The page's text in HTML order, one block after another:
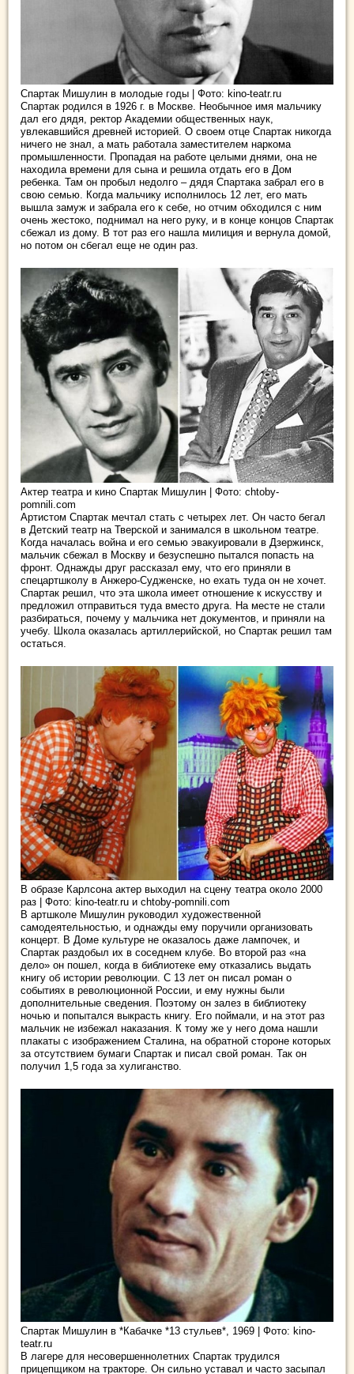
Спартак Мишулин в молодые годы | Фото: kino-teatr.ru
Спартак родился в 1926 г. в Москве. Необычное имя мальчику
дал его дядя, ректор Академии общественных наук,
увлекавшийся древней историей. О своем отце Спартак никогда
ничего не знал, а мать работала заместителем наркома
промышленности. Пропадая на работе целыми днями, она не
находила времени для сына и решила отдать его в Дом
ребенка. Там он пробыл недолго – дядя Спартака забрал его в
свою семью. Когда мальчику исполнилось 12 лет, его мать
вышла замуж и забрала его к себе, но отчим обходился с ним
очень жестоко, поднимал на него руку, и в конце концов Спартак
сбежал из дому. В тот раз его нашла милиция и вернула домой,
но потом он сбегал еще не один раз.
Актер театра и кино Спартак Мишулин | Фото: chtoby-
pomnili.com
Артистом Спартак мечтал стать с четырех лет. Он часто бегал
в Детский театр на Тверской и занимался в школьном театре.
Когда началась война и его семью эвакуировали в Дзержинск,
мальчик сбежал в Москву и безуспешно пытался попасть на
фронт. Однажды друг рассказал ему, что его приняли в
спецартшколу в Анжеро-Судженске, но ехать туда он не хочет.
Спартак решил, что эта школа имеет отношение к искусству и
предложил отправиться туда вместо друга. На месте не стали
разбираться, почему у мальчика нет документов, и приняли на
учебу. Школа оказалась артиллерийской, но Спартак решил там
остаться.
В образе Карлсона актер выходил на сцену театра около 2000
раз | Фото: kino-teatr.ru и chtoby-pomnili.com
В артшколе Мишулин руководил художественной
самодеятельностью, и однажды ему поручили организовать
концерт. В Доме культуре не оказалось даже лампочек, и
Спартак раздобыл их в соседнем клубе. Во второй раз «на
дело» он пошел, когда в библиотеке ему отказались выдать
книгу об истории революции. С 13 лет он писал роман о
событиях в революционной России, и ему нужны были
дополнительные сведения. Поэтому он залез в библиотеку
ночью и попытался выкрасть книгу. Его поймали, и на этот раз
мальчик не избежал наказания. К тому же у него дома нашли
плакаты с изображением Сталина, на обратной стороне которых
за отсутствием бумаги Спартак и писал свой роман. Так он
получил 1,5 года за хулиганство.
Спартак Мишулин в *Кабачке *13 стульев*, 1969 | Фото: kino-
teatr.ru
В лагере для несовершеннолетних Спартак трудился
прицепщиком на тракторе. Он сильно уставал и часто засыпал